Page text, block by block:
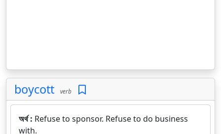
boycott verb
অর্থ : Refuse to sponsor. Refuse to do business
with.